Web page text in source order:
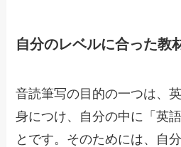
自分のレベルに合った教
音読筆写の目的の一つは、
身につけ、自分の中に「英
とです。そのためには、自